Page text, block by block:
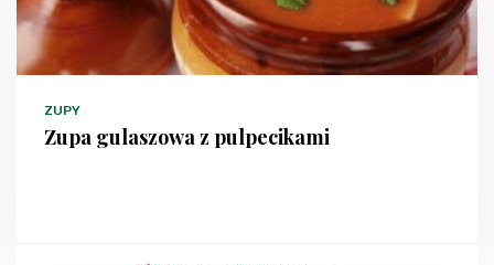
ZUPY
Zupa gulaszowa z pulpecikami